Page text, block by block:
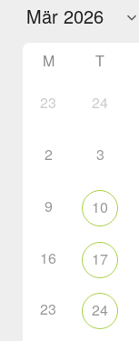
M T
23 24
2 3
9 10
16 17
23 24